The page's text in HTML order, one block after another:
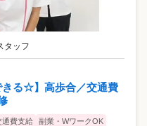
タッフ
きる☆】高歩合／交通費
通費支給
副業・WワークOK